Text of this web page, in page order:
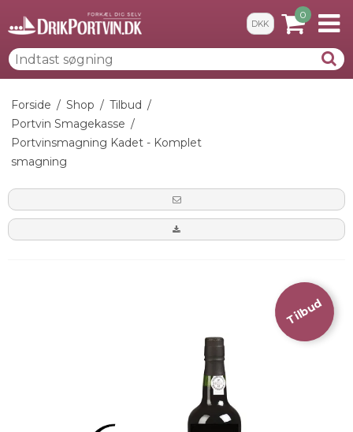
DKK
0
Forside / Shop / Tilbud /
Portvin Smagekasse /
Portvinsmagning Kadet - Komplet
smagning
Tilbud